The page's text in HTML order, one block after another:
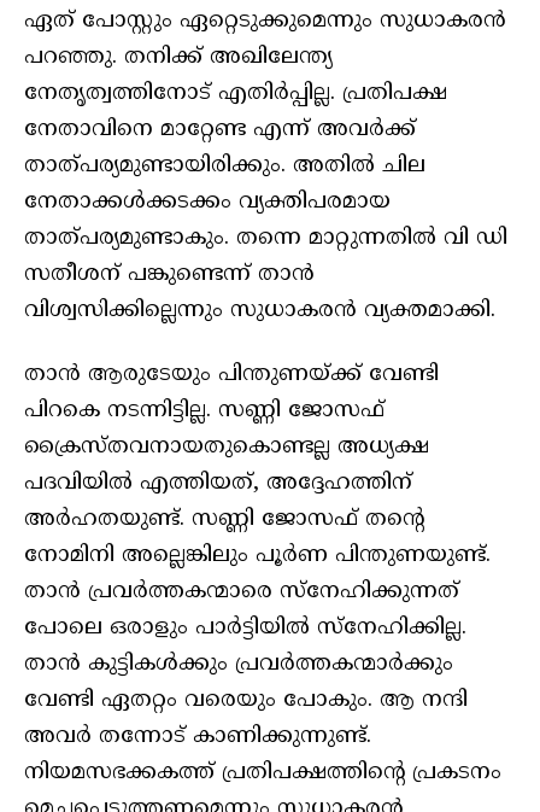
ഏത് പോസ്റ്റും ഏറ്റെടുക്കുമെന്നും സുധാകരൻ
പറഞ്ഞു. തനിക്ക് അഖിലേന്ത്യ
നേതൃത്വത്തിനോട് എതിർപ്പില്ല. പ്രതിപക്ഷ
നേതാവിനെ മാറ്റേണ്ട എന്ന് അവർക്ക്
താത്പര്യമുണ്ടായിരിക്കും. അതിൽ ചില
നേതാക്കൾക്കടക്കം വ്യക്തിപരമായ
താത്പര്യമുണ്ടാകും. തന്നെ മാറ്റുന്നതിൽ വി ഡി
സതീശന് പങ്കുണ്ടെന്ന് താൻ
വിശ്വസിക്കില്ലെന്നും സുധാകരൻ വ്യക്തമാക്കി.
താൻ ആരുടേയും പിന്തുണയ്ക്ക് വേണ്ടി
പിറകെ നടന്നിട്ടില്ല. സണ്ണി ജോസഫ്
ക്രൈസ്തവനായതുകൊണ്ടല്ല അധ്യക്ഷ
പദവിയിൽ എത്തിയത്, അദ്ദേഹത്തിന്
അർഹതയുണ്ട്. സണ്ണി ജോസഫ് തന്റെ
നോമിനി അല്ലെങ്കിലും പൂർണ പിന്തുണയുണ്ട്.
താൻ പ്രവർത്തകന്മാരെ സ്‌നേഹിക്കുന്നത്
പോലെ ഒരാളും പാർട്ടിയിൽ സ്‌നേഹിക്കില്ല.
താൻ കുട്ടികൾക്കും പ്രവർത്തകന്മാർക്കും
വേണ്ടി ഏതറ്റം വരെയും പോകും. ആ നന്ദി
അവർ തന്നോട് കാണിക്കുന്നുണ്ട്.
നിയമസഭക്കകത്ത് പ്രതിപക്ഷത്തിന്റെ പ്രകടനം